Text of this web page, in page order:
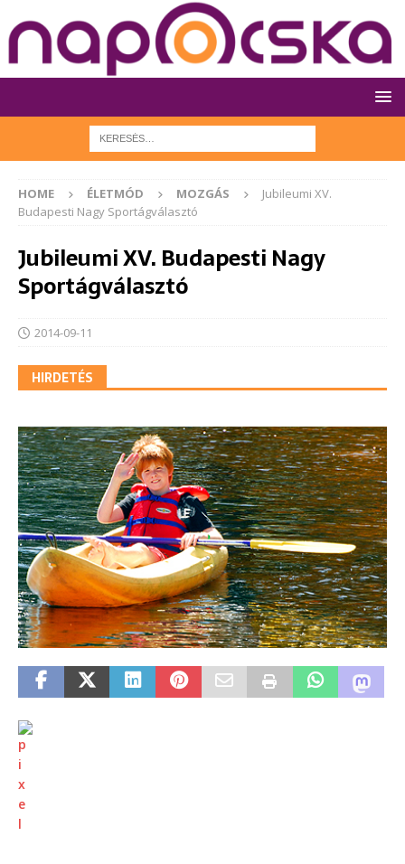
HOME ÉLETMÓD MOZGÁS
Jubileumi XV.
Budapesti Nagy Sportágválasztó
Jubileumi XV. Budapesti Nagy
Sportágválasztó
2014-09-11
HIRDETÉS